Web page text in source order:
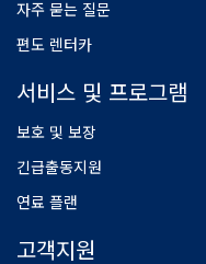
자주 묻는 질문
편도 렌터카
서비스 및 프로그램
보호 및 보장
긴급출동지원
연료 플랜
고객지원